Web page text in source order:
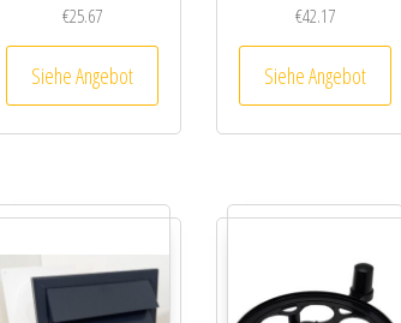
€25.67
Siehe Angebot
€42.17
Siehe Angebot